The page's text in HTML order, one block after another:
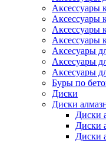
Аксессуары
Аксессуары
Аксессуары
Аксессуары
Аксесуары
Аксесуары
Аксесуары
Буры по
Диски
Диски
Диски
Диски
Диски